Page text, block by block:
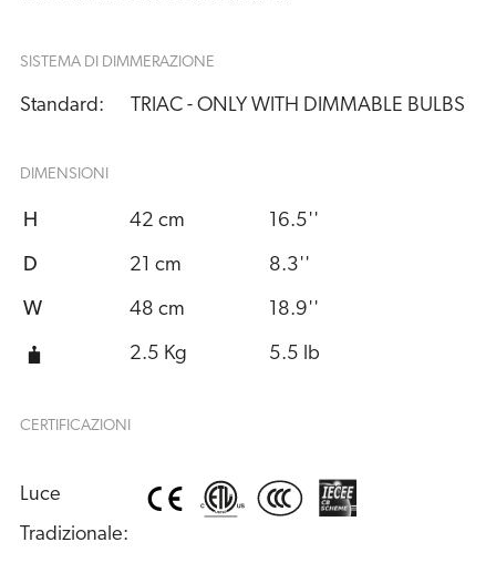
SISTEMA DI DIMMERAZIONE
Standard: TRIAC - ONLY WITH DIMMABLE BULBS
DIMENSIONI
H 42 cm 16.5''
D 21 cm 8.3''
W 48 cm 18.9''
2.5 Kg 5.5 lb
CERTIFICAZIONI
Luce
Tradizionale: